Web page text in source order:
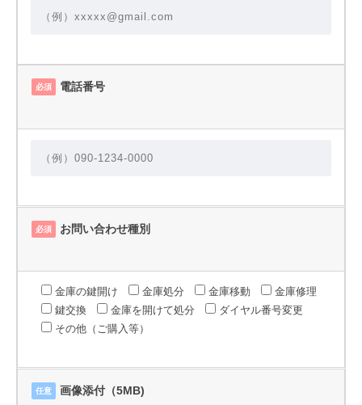
必須 電話番号
必須 お問い合わせ種別
金庫の鍵開け 金庫処分 金庫移動
金庫修理
鍵交換
金庫を開けて処分
ダイヤル番号変更
その他（ご購入等）
任意 画像添付（5MB)